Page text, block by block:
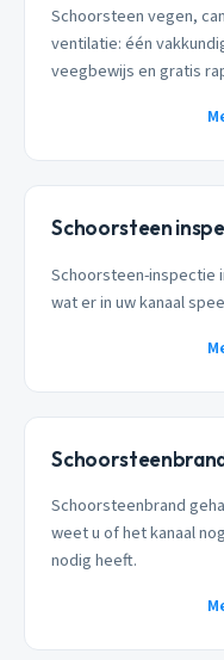
Schoorsteen vegen,
ventilatie: één
veegbewijs en gratis
Schoorsteen
Schoorsteen-inspectie
wat er in uw kanaal
Schoorsteenbrand
weet u of het kanaal
nodig heeft.